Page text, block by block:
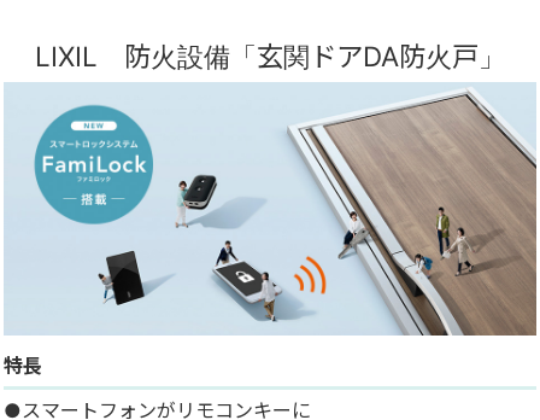
LIXIL 防火設備「玄関ドアDA防火戸」
特長
●スマートフォンがリモコンキーに